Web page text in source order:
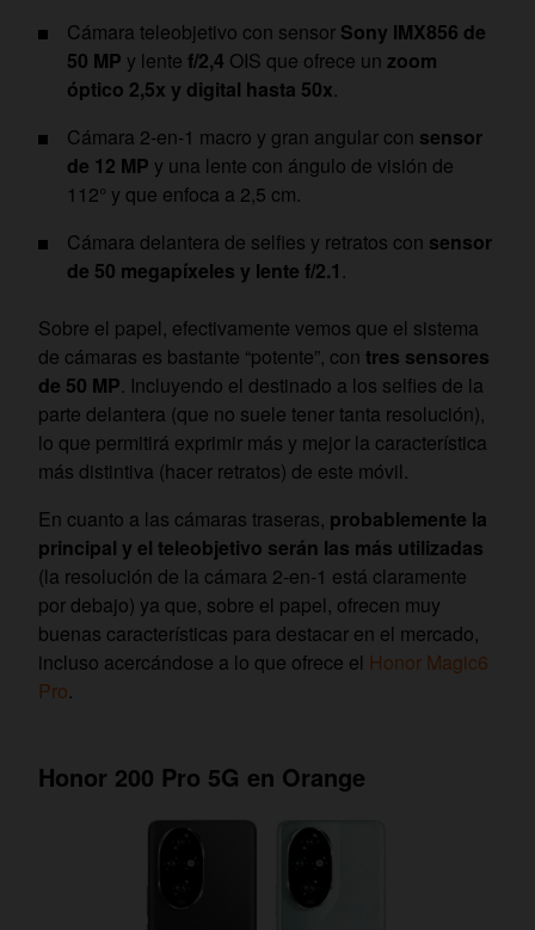
Cámara teleobjetivo con sensor Sony IMX856 de
50 MP y lente f/2,4 OIS que ofrece un zoom
óptico 2,5x y digital hasta 50x.
Cámara 2-en-1 macro y gran angular con sensor
de 12 MP y una lente con ángulo de visión de
112° y que enfoca a 2,5 cm.
Cámara delantera de selfies y retratos con sensor
de 50 megapíxeles y lente f/2.1 .
Sobre el papel, efectivamente vemos que el sistema
de cámaras es bastante “potente”, con tres sensores
de 50 MP. Incluyendo el destinado a los selfies de la
parte delantera (que no suele tener tanta resolución),
lo que permitirá exprimir más y mejor la característica
más distintiva (hacer retratos) de este móvil.
En cuanto a las cámaras traseras, probablemente la
principal y el teleobjetivo serán las más utilizadas
(la resolución de la cámara 2-en-1 está claramente
por debajo) ya que, sobre el papel, ofrecen muy
buenas características para destacar en el mercado,
incluso acercándose a lo que ofrece el Honor Magic6
Pro.
Honor 200 Pro 5G en Orange